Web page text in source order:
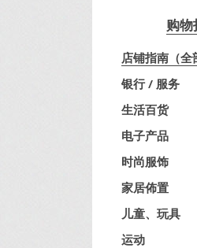
购物
店铺指南（全
银行 / 服务
生活百货
电子产品
时尚服饰
家居佈置
儿童、玩具
运动